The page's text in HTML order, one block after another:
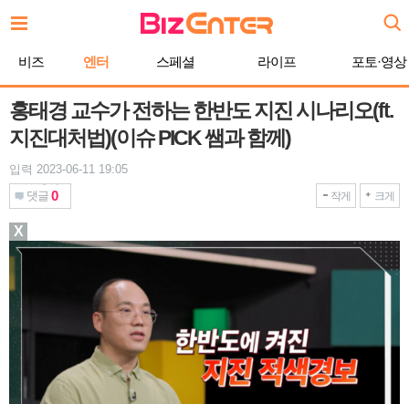
문
비즈 엔터 스페셜 라이프 포토·영상
홍태경 교수가 전하는 한반도 지진 시나리오(ft.
지진대처법)(이슈 PICK 쌤과 함께)
입력 2023-06-11 19:05
댓글 0 작게 크게
X